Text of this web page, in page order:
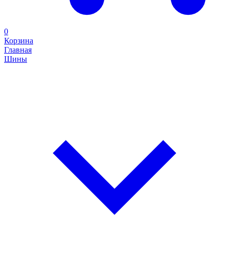
0
Корзина
Главная
Шины